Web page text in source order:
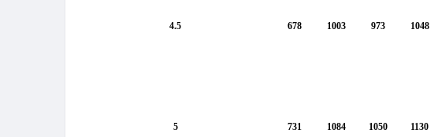
4.5 678 1003 973 1048
5 731 1084 1050 1130